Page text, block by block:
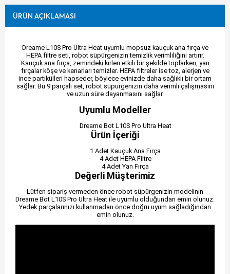
ÜRÜN AÇIKLAMASI
Dreame L10S Pro Ultra Heat uyumlu mopsuz kauçuk ana fırça ve
HEPA filtre seti, robot süpürgenizin temizlik verimliliğini artırır.
Kauçuk ana fırça, zemindeki kirleri etkili bir şekilde toplarken, yan
fırçalar köşe ve kenarları temizler. HEPA filtreler ise toz, alerjen ve
ince partikülleri hapseder, böylece evinizde daha sağlıklı bir ortam
sağlar. Bu 9 parçalı set, robot süpürgenizin daha verimli çalışmasını
ve uzun süre dayanmasını sağlar.
Uyumlu Modeller
Dreame Bot L10S Pro Ultra Heat
Ürün İçeriği
1 Adet Kauçuk Ana Fırça
4 Adet HEPA Filtre
4 Adet Yan Fırça
Değerli Müşterimiz
Lütfen sipariş vermeden önce robot süpürgenizin modelinin
Dreame Bot L10S Pro Ultra Heat ile uyumlu olduğundan emin olunuz.
Yedek parçalarınızı kullanmadan önce doğru uyum sağladığından
emin olunuz.